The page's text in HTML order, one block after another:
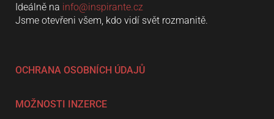
Ideálně na info@inspirante.cz
Jsme otevřeni všem, kdo vidí svět rozmanitě.
OCHRANA OSOBNÍCH ÚDAJŮ
MOŽNOSTI INZERCE